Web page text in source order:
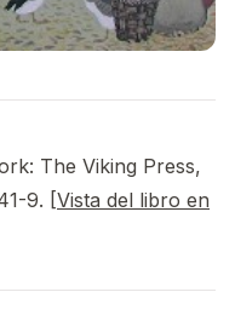
The Viking Press,
9. [Vista del libro en